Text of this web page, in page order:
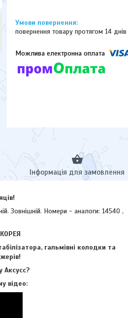
повернення товару протягом 14
Інформація для замовлення
Зовнішній. Номери - аналоги: 14540 ,
гальмівні колодки та
Аксусс?
відео: